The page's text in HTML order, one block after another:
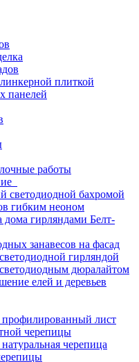
плиткой
панелей
работы
светодиодной бахромой
гибким неоном
дома гирляндами Белт-
занавесов на фасад
гирляндой
дюралайтом
елей и деревьев
лист
черепицы
черепица